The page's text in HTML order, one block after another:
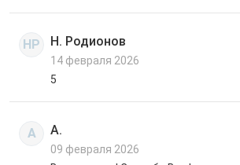
НР Н. Родионов
14 февраля 2026
5
А А.
09 февраля 2026